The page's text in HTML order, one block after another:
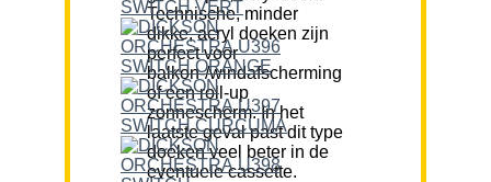
Technische, minder
dikke, acryl doeken zijn
perfect voor
balkon-/windafscherming
of een roll-up
zonnescherm. In het
laatste geval past dit type
doeken veel beter in de
eventuele cassette.